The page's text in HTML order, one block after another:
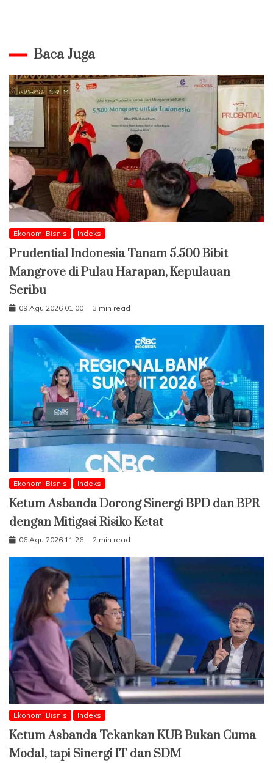
Baca Juga
Ekonomi Bisnis Indeks
Prudential Indonesia Tanam 5.500 Bibit
Mangrove di Pulau Harapan, Kepulauan
Seribu
09 Agu 2026 01:00 3 min read
Ekonomi Bisnis Indeks
Ketum Asbanda Dorong Sinergi BPD dan BPR
dengan Mitigasi Risiko Ketat
06 Agu 2026 11:26 2 min read
Ekonomi Bisnis Indeks
Ketum Asbanda Tekankan KUB Bukan Cuma
Modal, tapi Sinergi IT dan SDM